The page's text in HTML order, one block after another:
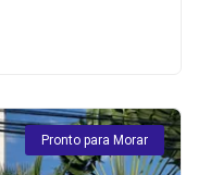
Pronto para Morar